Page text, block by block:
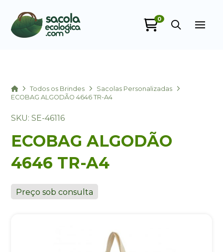
0
HomeTodos os Brindes
Sacolas Personalizadas
ECOBAG ALGODÃO 4646 TR-A4
SKU: SE-46116
ECOBAG ALGODÃO
4646 TR-A4
Preço sob consulta